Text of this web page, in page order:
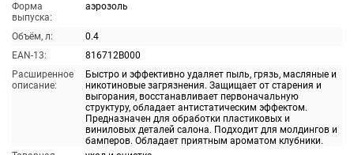
Форма
выпуска:
аэрозоль
Объём, л:
0.4
EAN-13:
816712B000
Расширенное
описание:
Быстро и эффективно удаляет пыль, грязь, масляные и
никотиновые загрязнения. Защищает от старения и
выгорания, восстанавливает первоначальную
структуру, обладает антистатическим эффектом.
Предназначен для обработки пластиковых и
виниловых деталей салона. Подходит для молдингов и
бамперов. Обладает приятным ароматом клубники.